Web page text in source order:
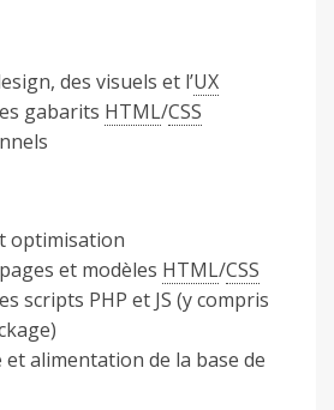
des visuels et l’UX
gabarits HTML/CSS
optimisation
et modèles HTML/CSS
scripts PHP et JS (y compris
et alimentation de la base de